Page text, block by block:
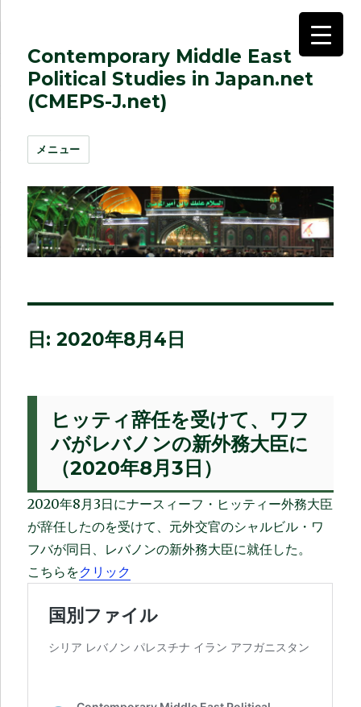
Contemporary Middle East
Political Studies in Japan.net
(CMEPS-J.net)
メニュー
日:2020年8月4日
ヒッティ辞任を受けて、ワフ
バがレバノンの新外務大臣に
（2020年8月3日）
2020年8月3日にナースィーフ・ヒッティー外務大臣
が辞任したのを受けて、元外交官のシャルビル・ワ
フバが同日、レバノンの新外務大臣に就任した。
こちらをクリック